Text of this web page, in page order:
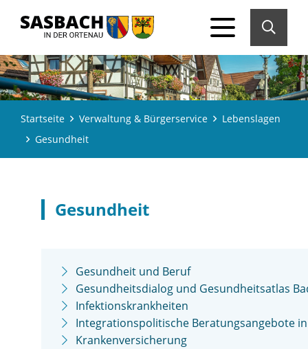
Startseite Verwaltung & Bürgerservice
Lebenslagen
Gesundheit
Gesundheit
Gesundheit und Beruf
Gesundheitsdialog und Gesundheitsatlas
Infektionskrankheiten
Integrationspolitische Beratungsangebote
Krankenversicherung